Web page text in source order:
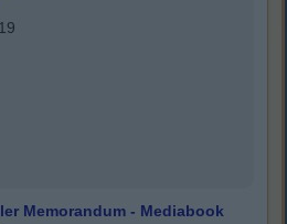
Memorandum - Mediabook